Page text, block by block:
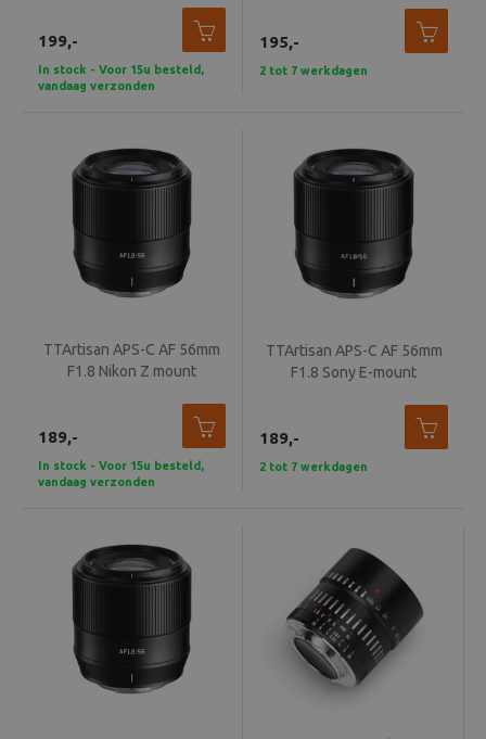
199,-
In stock - Voor 15u besteld,
vandaag verzonden
195,-
2 tot 7 werkdagen
TTArtisan APS-C AF 56mm
F1.8 Nikon Z mount
189,-
In stock - Voor 15u besteld,
vandaag verzonden
TTArtisan APS-C AF 56mm
F1.8 Sony E-mount
189,-
2 tot 7 werkdagen